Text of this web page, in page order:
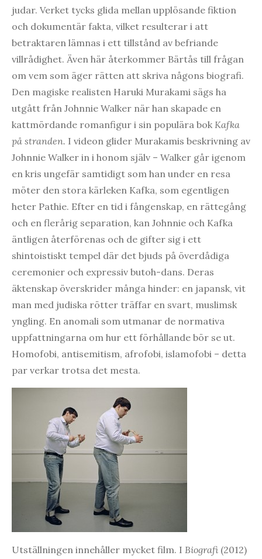
judar. Verket tycks glida mellan upplösande fiktion
och dokumentär fakta, vilket resulterar i att
betraktaren lämnas i ett tillstånd av befriande
villrådighet. Även här återkommer Bärtås till frågan
om vem som äger rätten att skriva någons biografi.
Den magiske realisten Haruki Murakami sägs ha
utgått från Johnnie Walker när han skapade en
kattmördande romanfigur i sin populära bok Kafka
på stranden. I videon glider Murakamis beskrivning av
Johnnie Walker in i honom själv – Walker går igenom
en kris ungefär samtidigt som han under en resa
möter den stora kärleken Kafka, som egentligen
heter Pathie. Efter en tid i fångenskap, en rättegång
och en flerårig separation, kan Johnnie och Kafka
äntligen återförenas och de gifter sig i ett
shintoistiskt tempel där det bjuds på överdådiga
ceremonier och expressiv butoh-dans. Deras
äktenskap överskrider många hinder: en japansk, vit
man med judiska rötter träffar en svart, muslimsk
yngling. En anomali som utmanar de normativa
uppfattningarna om hur ett förhållande bör se ut.
Homofobi, antisemitism, afrofobi, islamofobi – detta
par verkar trotsa det mesta.
Utställningen innehåller mycket film. I Biografi (2012)